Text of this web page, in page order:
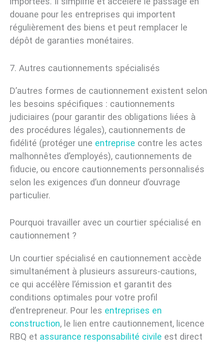
douane pour les entreprises qui importent
régulièrement des biens et peut remplacer le
dépôt de garanties monétaires.
7. Autres cautionnements spécialisés
D’autres formes de cautionnement existent selon
les besoins spécifiques : cautionnements
judiciaires (pour garantir des obligations liées à
des procédures légales), cautionnements de
fidélité (protéger une entreprise contre les actes
malhonnêtes d’employés), cautionnements de
fiducie, ou encore cautionnements personnalisés
selon les exigences d’un donneur d’ouvrage
particulier.
Pourquoi travailler avec un courtier spécialisé en
cautionnement ?
Un courtier spécialisé en cautionnement accède
simultanément à plusieurs assureurs-cautions,
ce qui accélère l’émission et garantit des
conditions optimales pour votre profil
d’entrepreneur. Pour les entreprises en
construction, le lien entre cautionnement, licence
RBQ et assurance responsabilité civile est direct